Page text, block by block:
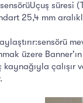
25,4 mm
üzere